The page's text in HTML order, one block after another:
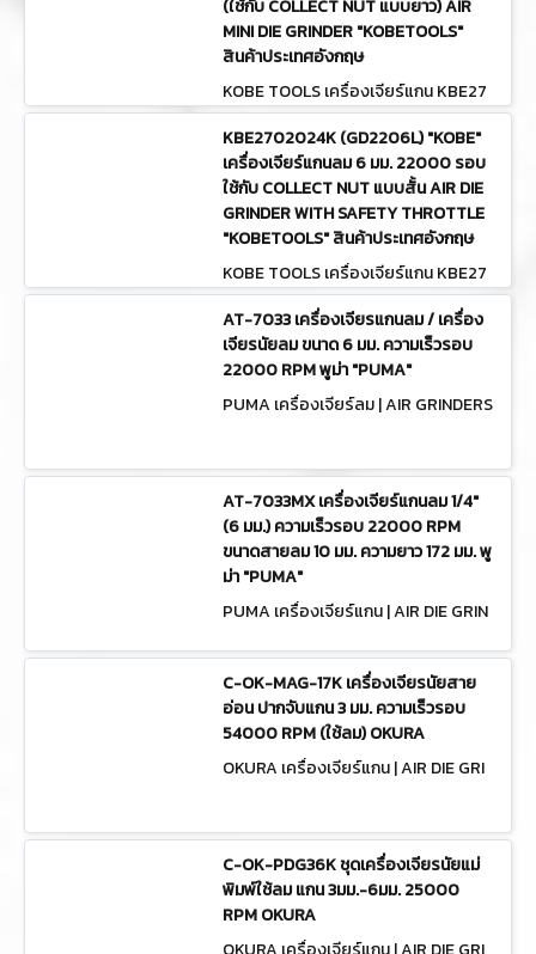
(ใช้กับ COLLECT NUT แบบยาว) AIR
MINI DIE GRINDER "KOBETOOLS"
สินค้าประเทศอังกฤษ
KOBE TOOLS เครื่องเจียร์แกน KBE27
02035M (GD2806L)
KBE2702024K (GD2206L) "KOBE"
เครื่องเจียร์แกนลม 6 มม. 22000 รอบ
ใช้กับ COLLECT NUT แบบสั้น AIR DIE
GRINDER WITH SAFETY THROTTLE
"KOBETOOLS" สินค้าประเทศอังกฤษ
KOBE TOOLS เครื่องเจียร์แกน KBE27
02024K (GD2206L)
AT-7033 เครื่องเจียรแกนลม / เครื่อง
เจียรนัยลม ขนาด 6 มม. ความเร็วรอบ
22000 RPM พูม่า "PUMA"
PUMA เครื่องเจียร์ลม | AIR GRINDERS
AT-7033MX เครื่องเจียร์แกนลม 1/4"
(6 มม.) ความเร็วรอบ 22000 RPM
ขนาดสายลม 10 มม. ความยาว 172 มม. พู
ม่า "PUMA"
PUMA เครื่องเจียร์แกน | AIR DIE GRIN
C-OK-MAG-17K เครื่องเจียรนัยสาย
อ่อน ปากจับแกน 3 มม. ความเร็วรอบ
54000 RPM (ใช้ลม) OKURA
OKURA เครื่องเจียร์แกน | AIR DIE GRI
C-OK-PDG36K ชุดเครื่องเจียรนัยแม่
พิมพ์ใช้ลม แกน 3มม.-6มม. 25000
RPM OKURA